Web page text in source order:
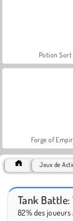
Potion Sort
Forge of
Jeux de
Tank
82% des joueurs